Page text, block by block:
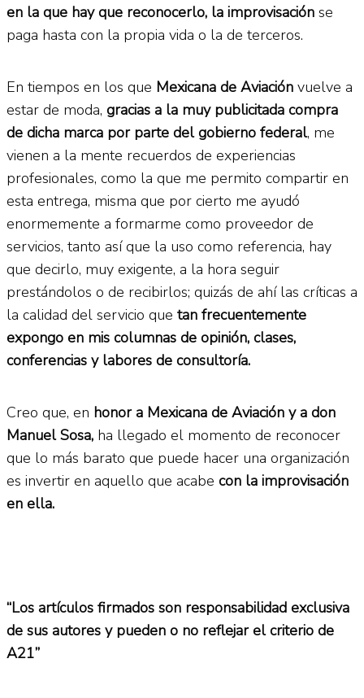
en la que hay que reconocerlo, la improvisación se
paga hasta con la propia vida o la de terceros.
En tiempos en los que Mexicana de Aviación vuelve a
estar de moda, gracias a la muy publicitada compra
de dicha marca por parte del gobierno federal, me
vienen a la mente recuerdos de experiencias
profesionales, como la que me permito compartir en
esta entrega, misma que por cierto me ayudó
enormemente a formarme como proveedor de
servicios, tanto así que la uso como referencia, hay
que decirlo, muy exigente, a la hora seguir
prestándolos o de recibirlos; quizás de ahí las críticas a
la calidad del servicio que tan frecuentemente
expongo en mis columnas de opinión, clases,
conferencias y labores de consultoría.
Creo que, en honor a Mexicana de Aviación y a don
Manuel Sosa, ha llegado el momento de reconocer
que lo más barato que puede hacer una organización
es invertir en aquello que acabe con la improvisación
en ella.
“Los artículos firmados son responsabilidad exclusiva
de sus autores y pueden o no reflejar el criterio de
A21”